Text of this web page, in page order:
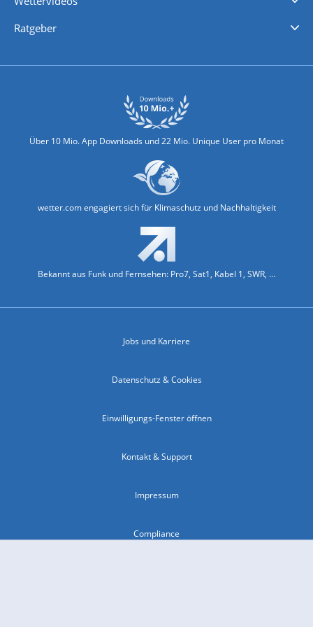
Ratgeber
Über 10 Mio. App Downloads und 22 Mio. Unique User pro Monat
wetter.com engagiert sich für Klimaschutz und Nachhaltigkeit
Bekannt aus Funk und Fernsehen: Pro7, Sat1, Kabel 1, SWR, ...
Jobs und Karriere
Datenschutz & Cookies
Einwilligungs-Fenster öffnen
Kontakt & Support
Impressum
Compliance